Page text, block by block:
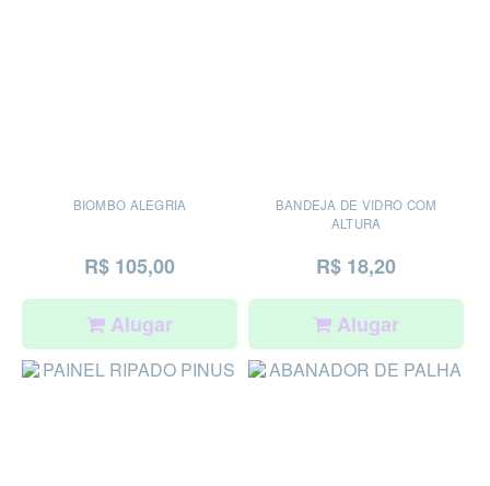
BIOMBO ALEGRIA
R$ 105,00
Alugar
BANDEJA DE VIDRO COM
ALTURA
R$ 18,20
Alugar